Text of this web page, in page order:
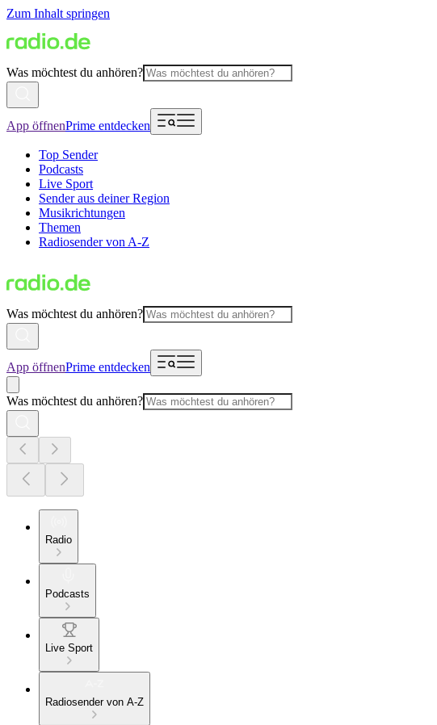
Zum Inhalt springen
Was möchtest du anhören?
App öffnenPrime entdecken
Top Sender
Podcasts
Live Sport
Sender aus deiner Region
Musikrichtungen
Themen
Radiosender von A-Z
Was möchtest du anhören?
App öffnenPrime entdecken
Was möchtest du anhören?
Radio
Podcasts
Live Sport
Radiosender von A-Z